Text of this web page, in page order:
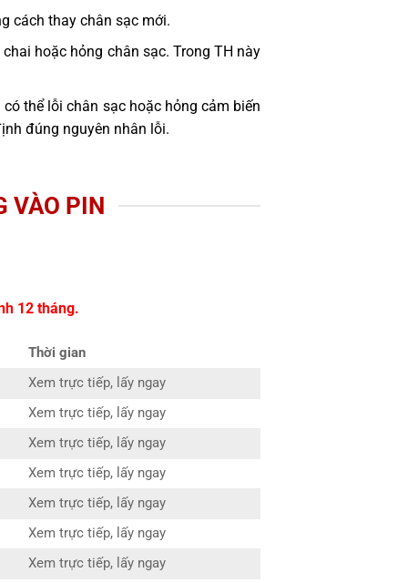
cách thay chân sạc mới.
hoặc hỏng chân sạc. Trong TH này
thể lỗi chân sạc hoặc hỏng cảm biến
đúng nguyên nhân lỗi.
VÀO PIN
12 tháng.
Thời gian
Xem trực tiếp, lấy ngay
Xem trực tiếp, lấy ngay
Xem trực tiếp, lấy ngay
Xem trực tiếp, lấy ngay
Xem trực tiếp, lấy ngay
Xem trực tiếp, lấy ngay
Xem trực tiếp, lấy ngay